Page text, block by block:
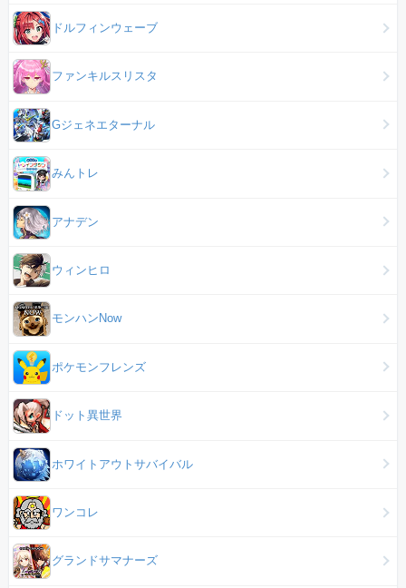
ドルフィンウェーブ
ファンキルスリスタ
Gジェネエターナル
みんトレ
アナデン
ウィンヒロ
モンハンNow
ポケモンフレンズ
ドット異世界
ホワイトアウトサバイバル
ワンコレ
グランドサマナーズ